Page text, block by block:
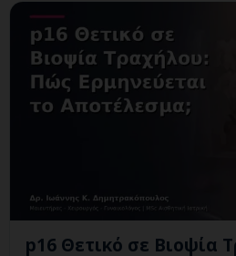
p16 Θετικό σε Βιοψία